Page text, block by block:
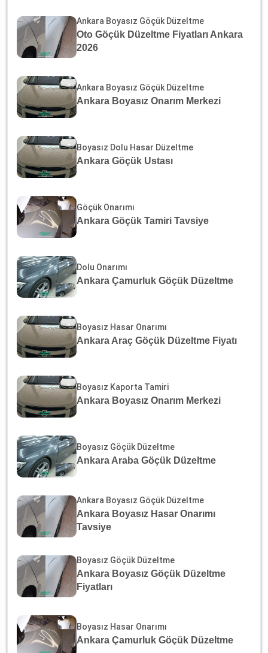
Ankara Boyasız Göçük Düzeltme
Oto Göçük Düzeltme Fiyatları Ankara
2026
Ankara Boyasız Göçük Düzeltme
Ankara Boyasız Onarım Merkezi
Boyasız Dolu Hasar Düzeltme
Ankara Göçük Ustası
Göçük Onarımı
Ankara Göçük Tamiri Tavsiye
Dolu Onarımı
Ankara Çamurluk Göçük Düzeltme
Boyasız Hasar Onarımı
Ankara Araç Göçük Düzeltme Fiyatı
Boyasız Kaporta Tamiri
Ankara Boyasız Onarım Merkezi
Boyasız Göçük Düzeltme
Ankara Araba Göçük Düzeltme
Ankara Boyasız Göçük Düzeltme
Ankara Boyasız Hasar Onarımı
Tavsiye
Boyasız Göçük Düzeltme
Ankara Boyasız Göçük Düzeltme
Fiyatları
Boyasız Hasar Onarımı
Ankara Çamurluk Göçük Düzeltme